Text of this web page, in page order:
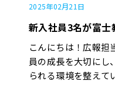
2025年02月21日
新入社員3名が富士
こんにちは！広報担当 橋元で
員の成長を大切にし
られる環境を整えて